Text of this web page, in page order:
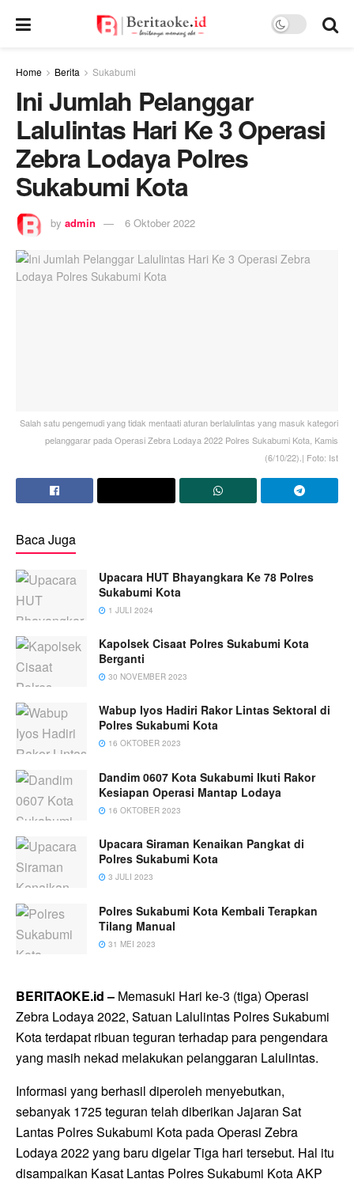
Home Berita Sukabumi
Ini Jumlah Pelanggar
Lalulintas Hari Ke 3 Operasi
Zebra Lodaya Polres
Sukabumi Kota
by admin 6 Oktober 2022
Salah satu pengemudi yang tidak mentaati aturan berlalulintas yang masuk kategori
pelanggarar pada Operasi Zebra Lodaya 2022 Polres Sukabumi Kota, Kamis
(6/10/22).| Foto: Ist
Baca Juga
Upacara HUT Bhayangkara Ke 78 Polres
Sukabumi Kota
1 JULI 2024
Kapolsek Cisaat Polres Sukabumi Kota
Berganti
30 NOVEMBER 2023
Wabup Iyos Hadiri Rakor Lintas Sektoral di
Polres Sukabumi Kota
16 OKTOBER 2023
Dandim 0607 Kota Sukabumi Ikuti Rakor
Kesiapan Operasi Mantap Lodaya
16 OKTOBER 2023
Upacara Siraman Kenaikan Pangkat di
Polres Sukabumi Kota
3 JULI 2023
Polres Sukabumi Kota Kembali Terapkan
Tilang Manual
31 MEI 2023
BERITAOKE.id – Memasuki Hari ke-3 (tiga) Operasi
Zebra Lodaya 2022, Satuan Lalulintas Polres Sukabumi
Kota terdapat ribuan teguran terhadap para pengendara
yang masih nekad melakukan pelanggaran Lalulintas.
Informasi yang berhasil diperoleh menyebutkan,
sebanyak 1725 teguran telah diberikan Jajaran Sat
Lantas Polres Sukabumi Kota pada Operasi Zebra
Lodaya 2022 yang baru digelar Tiga hari tersebut. Hal itu
disampaikan Kasat Lantas Polres Sukabumi Kota AKP